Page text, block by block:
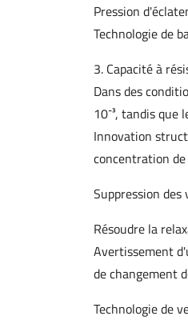
Pression
Technologie de
3. Capacité à
Dans des
10⁻³, tandis que
Innovation
concentration
Suppression
Résoudre la
Avertissement
de changement
Technologie de